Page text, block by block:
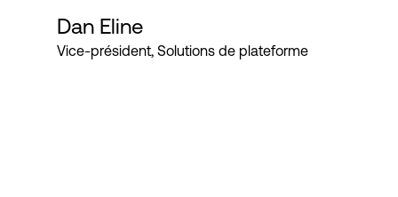
Expertise et ressources
Dan Eline
Vice-président, Solutions de plateforme